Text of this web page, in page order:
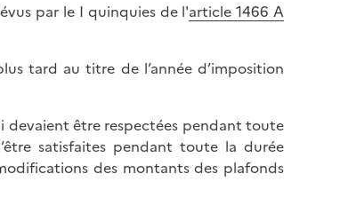
par le I quinquies de l'article 1466 A
tard au titre de l’année d’imposition
devaient être respectées pendant toute
satisfaites pendant toute la durée
des montants des plafonds